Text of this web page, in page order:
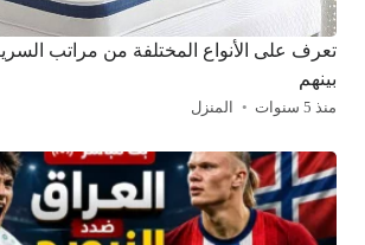
تعرف على الأنواع المختلفة من مراتب
بينهم
منذ 5 سنوات المنزل